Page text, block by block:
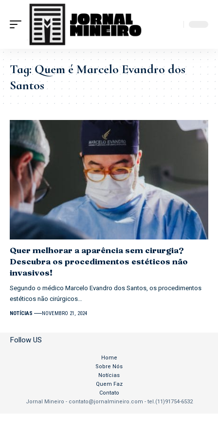
Tag:Quem é Marcelo Evandro dos
Santos
Quer melhorar a aparência sem cirurgia?
Descubra os procedimentos estéticos não
invasivos!
Segundo o médico Marcelo Evandro dos Santos, os procedimentos
estéticos não cirúrgicos…
NOTÍCIAS NOVEMBRO 21, 2024
Follow US
Jornal Mineiro - contato@jornalmineiro.com - tel.(11)91754-6532
Home
Sobre Nós
Notícias
Quem Faz
Contato